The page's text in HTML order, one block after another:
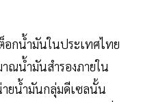
อกน้ำมันในประเทศไทย
ณน้ำมันสำรองภายใน
ยน้ำมันกลุ่มดีเซลนั้น